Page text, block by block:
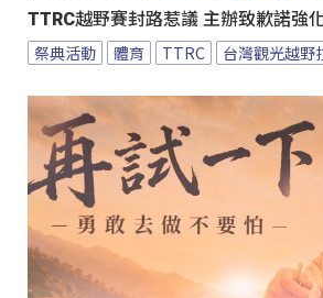
TTRC越野賽封路惹議 主辦致歉諾強
祭典活動 體育 TTRC 台灣觀光越野